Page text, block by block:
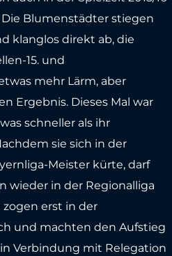
Blumenstädter stiegen
klanglos direkt ab, die
15. und
mehr Lärm, aber
Ergebnis. Dieses Mal war
schneller als ihr
sie sich in der
Meister kürte, darf
wieder in der Regionalliga
erst in der
und machten den Aufstieg
Verbindung mit Relegation